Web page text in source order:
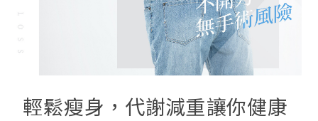
輕鬆瘦身，代謝減重讓你健康